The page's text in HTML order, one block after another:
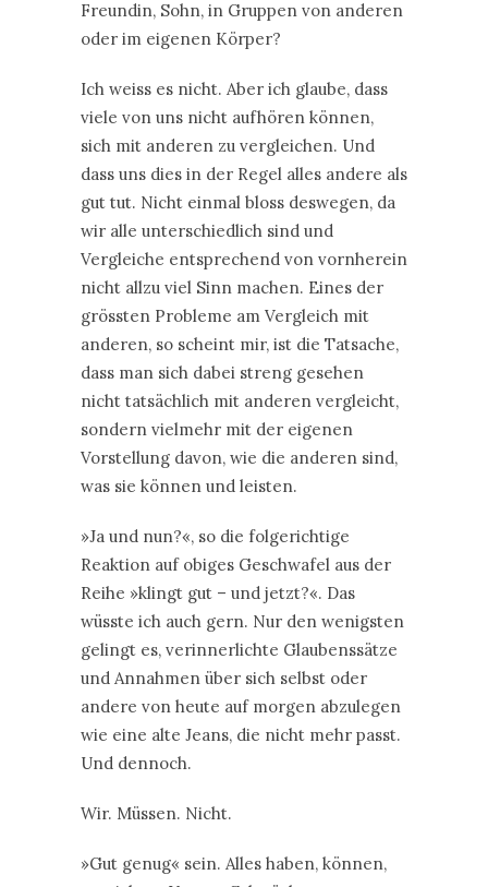
Freundin, Sohn, in Gruppen von anderen
oder im eigenen Körper?
Ich weiss es nicht. Aber ich glaube, dass
viele von uns nicht aufhören können,
sich mit anderen zu vergleichen. Und
dass uns dies in der Regel alles andere als
gut tut. Nicht einmal bloss deswegen, da
wir alle unterschiedlich sind und
Vergleiche entsprechend von vornherein
nicht allzu viel Sinn machen. Eines der
grössten Probleme am Vergleich mit
anderen, so scheint mir, ist die Tatsache,
dass man sich dabei streng gesehen
nicht tatsächlich mit anderen vergleicht,
sondern vielmehr mit der eigenen
Vorstellung davon, wie die anderen sind,
was sie können und leisten.
»Ja und nun?«, so die folgerichtige
Reaktion auf obiges Geschwafel aus der
Reihe »klingt gut – und jetzt?«. Das
wüsste ich auch gern. Nur den wenigsten
gelingt es, verinnerlichte Glaubenssätze
und Annahmen über sich selbst oder
andere von heute auf morgen abzulegen
wie eine alte Jeans, die nicht mehr passt.
Und dennoch.
Wir. Müssen. Nicht.
»Gut genug« sein. Alles haben, können,